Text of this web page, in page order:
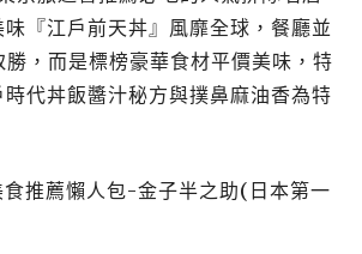
『江戶前天丼』風靡全球，餐廳並
勝，而是標榜豪華食材平價美味，特
代丼飯醬汁秘方與撲鼻麻油香為特